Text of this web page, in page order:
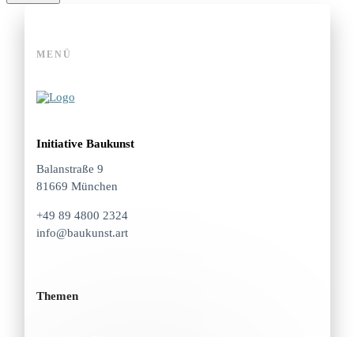
MENÜ
Initiative Baukunst
Balanstraße 9
81669 München
+49 89 4800 2324
info@baukunst.art
Themen